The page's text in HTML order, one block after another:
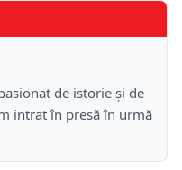
de istorie și de
intrat în presă în urmă